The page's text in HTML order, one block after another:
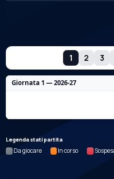
1 2 3
Giornata 1 — 2026-27
Legenda stati partita
Da giocare In corso